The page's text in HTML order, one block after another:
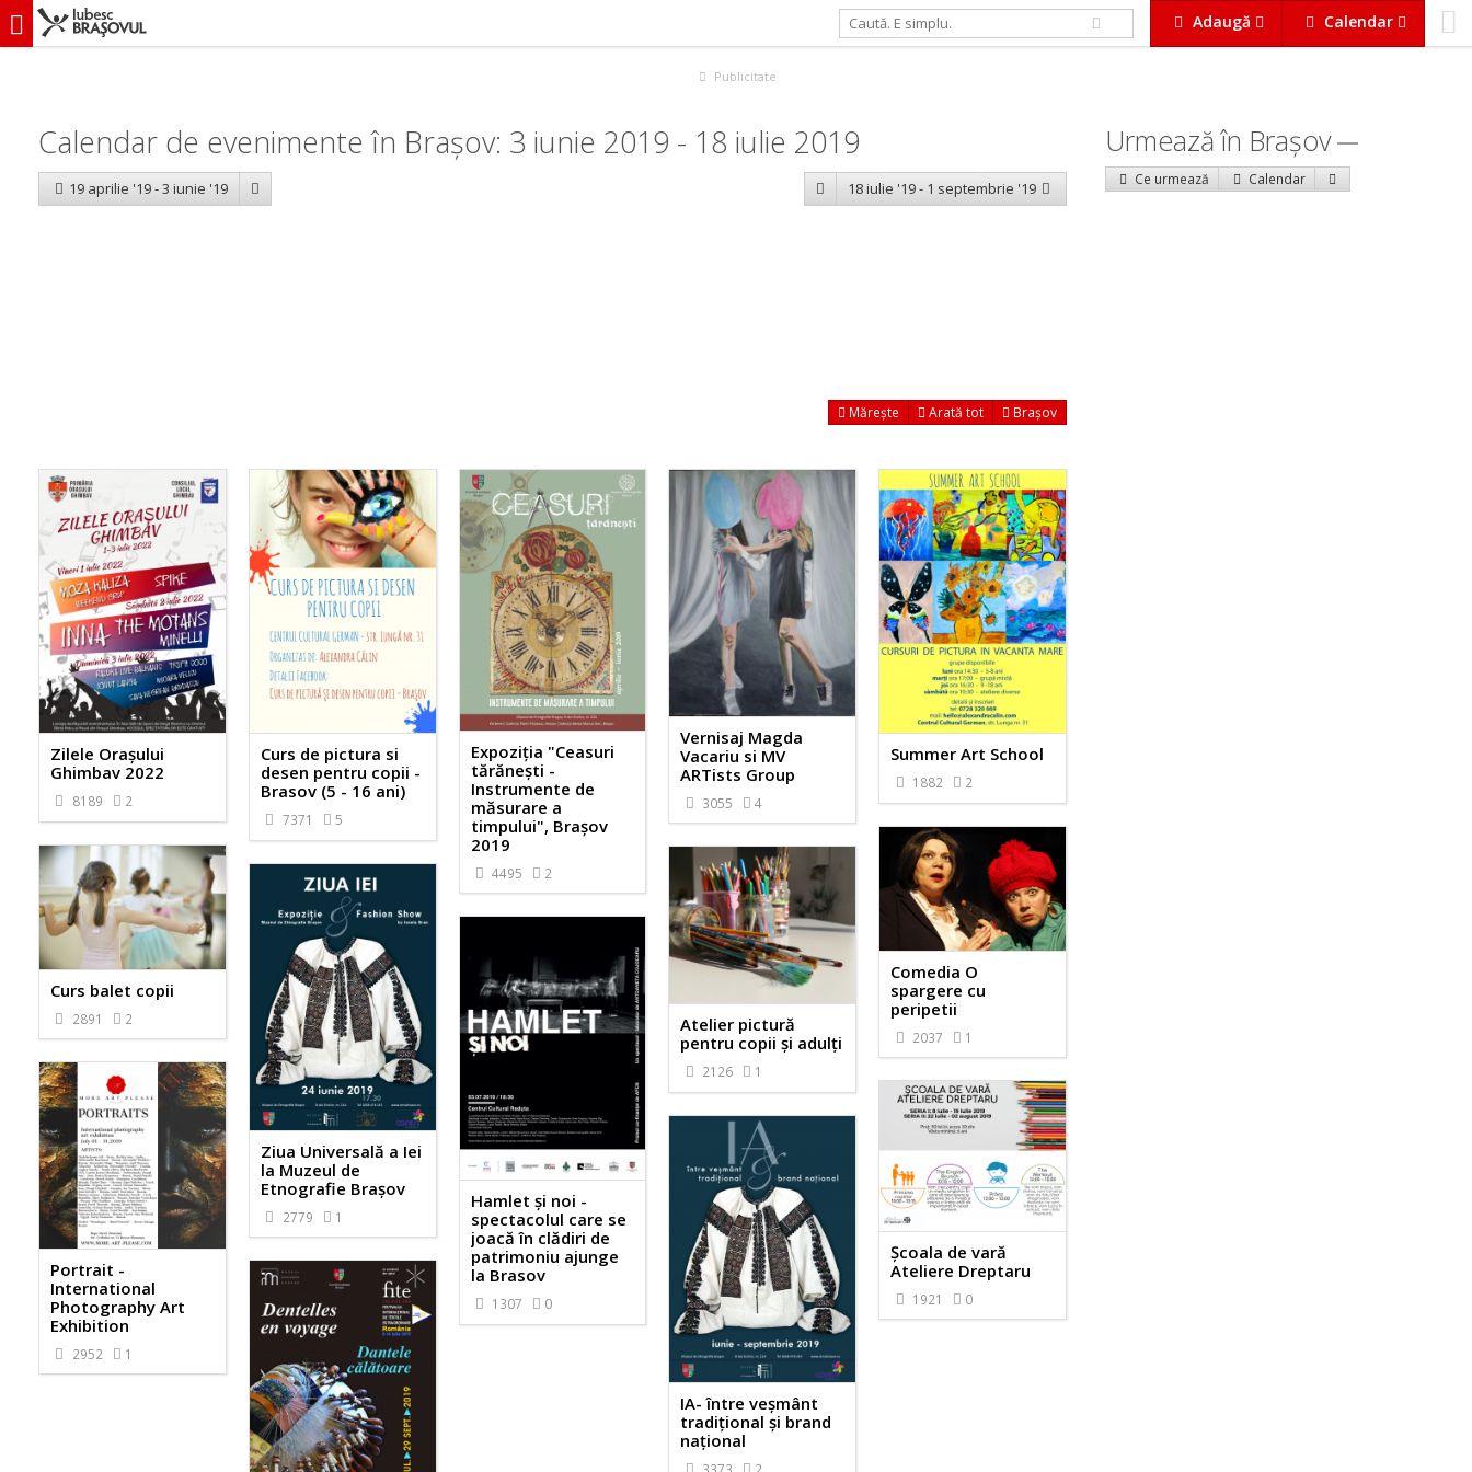
Adaugă Calendar
iubescbraşovul.ro
Publicitate
Calendar de evenimente în Brașov: 3 iunie 2019 - 18 iulie 2019
19 aprilie '19 - 3 iunie '19 18 iulie '19 - 1 septembrie '19
Mărește Arată tot Brașov
Zilele Orașului
Ghimbav 2022
8189 2
Curs de pictura si
desen pentru copii -
Brasov (5 - 16 ani)
7371 5
Expoziția "Ceasuri
tărănești -
Instrumente de
măsurare a
timpului", Brașov
2019
4495 2
Vernisaj Magda
Vacariu si MV
ARTists Group
3055 4
Summer Art School
1882 2
Comedia O
spargere cu
peripetii
2037 1
Curs balet copii
2891 2
Atelier pictură
pentru copii și adulți
2126 1
Ziua Universală a Iei
la Muzeul de
Etnografie Brașov
2779 1
Hamlet și noi -
spectacolul care se
joacă în clădiri de
patrimoniu ajunge
la Brasov
1307 0
Portrait -
International
Photography Art
Exhibition
2952 1
Școala de vară
Ateliere Dreptaru
1921 0
IA- între veșmânt
tradițional și brand
național
3373 2
Urmează în Braşov
Ce urmează Calendar